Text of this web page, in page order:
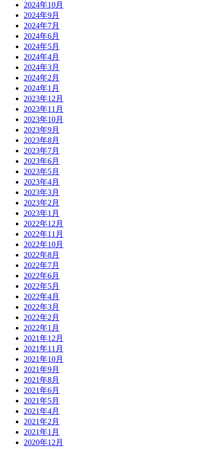
2024年10月
2024年9月
2024年7月
2024年6月
2024年5月
2024年4月
2024年3月
2024年2月
2024年1月
2023年12月
2023年11月
2023年10月
2023年9月
2023年8月
2023年7月
2023年6月
2023年5月
2023年4月
2023年3月
2023年2月
2023年1月
2022年12月
2022年11月
2022年10月
2022年8月
2022年7月
2022年6月
2022年5月
2022年4月
2022年3月
2022年2月
2022年1月
2021年12月
2021年11月
2021年10月
2021年9月
2021年8月
2021年6月
2021年5月
2021年4月
2021年2月
2021年1月
2020年12月